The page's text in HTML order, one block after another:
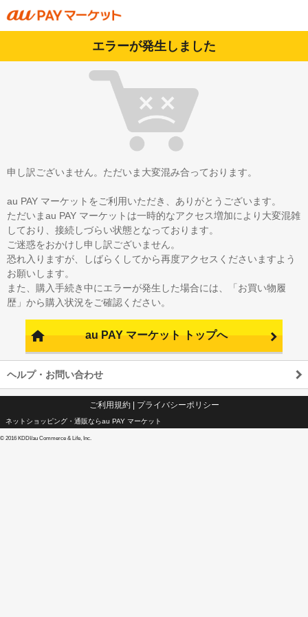
エラーが発生しました
申し訳ございません。ただいま大変混み合っております。
au PAY マーケットをご利用いただき、ありがとうございます。
ただいまau PAY マーケットは一時的なアクセス増加により大変混雑
しており、接続しづらい状態となっております。
ご迷惑をおかけし申し訳ございません。
恐れ入りますが、しばらくしてから再度アクセスくださいますよう
お願いします。
また、購入手続き中にエラーが発生した場合には、「お買い物履
歴」から購入状況をご確認ください。
au PAY マーケット トップへ
ヘルプ・お問い合わせ
ご利用規約| プライバシーポリシー
ネットショッピング・通販ならau PAY マーケット
© 2016 KDDI/au Commerce & Life, Inc.